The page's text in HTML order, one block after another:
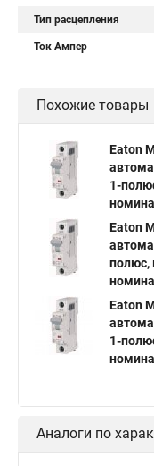
Тип расцепления
Ток Ампер
Похожие товары
Eaton
1-
Eaton
полюс,
Eaton
1-
Аналоги по